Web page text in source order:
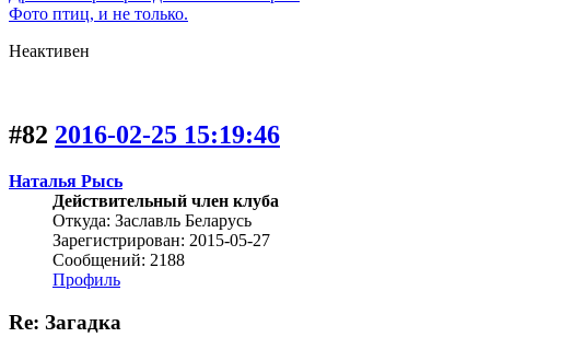
Фото птиц, и не только.
Неактивен
#82 2016-02-25 15:19:46
Наталья Рысь
Действительный член клуба
Откуда: Заславль Беларусь
Зарегистрирован: 2015-05-27
Сообщений: 2188
Профиль
Re: Загадка